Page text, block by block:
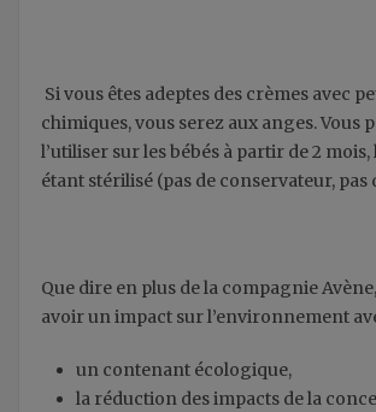
Si vous êtes adeptes des crèmes avec
chimiques, vous serez aux anges. Vous
l’utiliser sur les bébés à partir de 2
étant stérilisé (pas de conservateur, pas
Que dire en plus de la compagnie
avoir un impact sur l’environnement
un contenant écologique,
la réduction des impacts de la